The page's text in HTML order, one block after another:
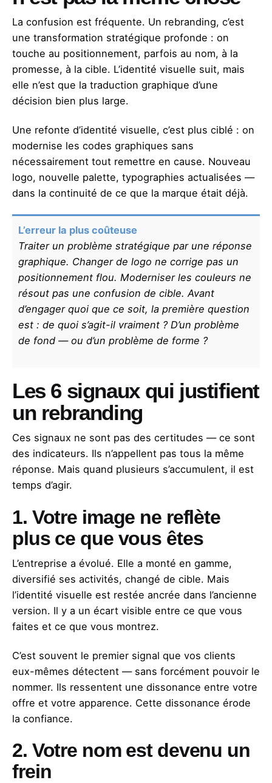
La confusion est fréquente. Un rebranding, c’est
une transformation stratégique profonde : on
touche au positionnement, parfois au nom, à la
promesse, à la cible. L’identité visuelle suit, mais
elle n’est que la traduction graphique d’une
décision bien plus large.
Une refonte d’identité visuelle, c’est plus ciblé : on
modernise les codes graphiques sans
nécessairement tout remettre en cause. Nouveau
logo, nouvelle palette, typographies actualisées —
dans la continuité de ce que la marque était déjà.
L’erreur la plus coûteuse
Traiter un problème stratégique par une réponse
graphique. Changer de logo ne corrige pas un
positionnement flou. Moderniser les couleurs ne
résout pas une confusion de cible. Avant
d’engager quoi que ce soit, la première question
est : de quoi s’agit-il vraiment ? D’un problème
de fond — ou d’un problème de forme ?
Les 6 signaux qui justifient
un rebranding
Ces signaux ne sont pas des certitudes — ce sont
des indicateurs. Ils n’appellent pas tous la même
réponse. Mais quand plusieurs s’accumulent, il est
temps d’agir.
1. Votre image ne reflète
plus ce que vous êtes
L’entreprise a évolué. Elle a monté en gamme,
diversifié ses activités, changé de cible. Mais
l’identité visuelle est restée ancrée dans l’ancienne
version. Il y a un écart visible entre ce que vous
faites et ce que vous montrez.
C’est souvent le premier signal que vos clients
eux-mêmes détectent — sans forcément pouvoir le
nommer. Ils ressentent une dissonance entre votre
offre et votre apparence. Cette dissonance érode
la confiance.
2. Votre nom est devenu un
frein